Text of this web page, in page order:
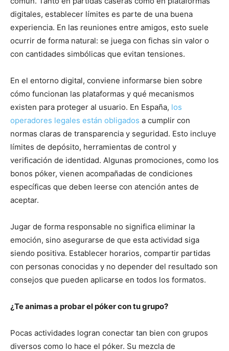
digitales, establecer límites es parte de una buena
experiencia. En las reuniones entre amigos, esto suele
ocurrir de forma natural: se juega con fichas sin valor o
con cantidades simbólicas que evitan tensiones.
En el entorno digital, conviene informarse bien sobre
cómo funcionan las plataformas y qué mecanismos
existen para proteger al usuario. En España, los
operadores legales están obligados a cumplir con
normas claras de transparencia y seguridad. Esto incluye
límites de depósito, herramientas de control y
verificación de identidad. Algunas promociones, como los
bonos póker, vienen acompañadas de condiciones
específicas que deben leerse con atención antes de
aceptar.
Jugar de forma responsable no significa eliminar la
emoción, sino asegurarse de que esta actividad siga
siendo positiva. Establecer horarios, compartir partidas
con personas conocidas y no depender del resultado son
consejos que pueden aplicarse en todos los formatos.
¿Te animas a probar el póker con tu grupo?
Pocas actividades logran conectar tan bien con grupos
diversos como lo hace el póker. Su mezcla de